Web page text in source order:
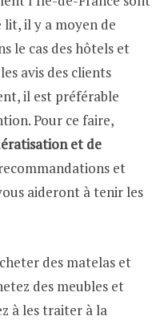
lit, il y a moyen de
le cas des hôtels et
avis des clients
il est préférable
Pour ce faire,
et de
et
aideront à tenir les
des matelas et
des meubles et
à les traiter à la